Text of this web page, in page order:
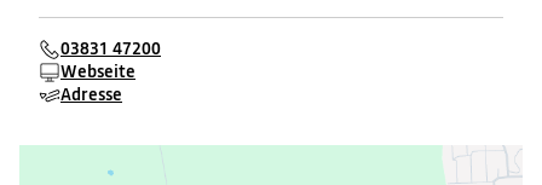
03831 47200
Webseite
Adresse